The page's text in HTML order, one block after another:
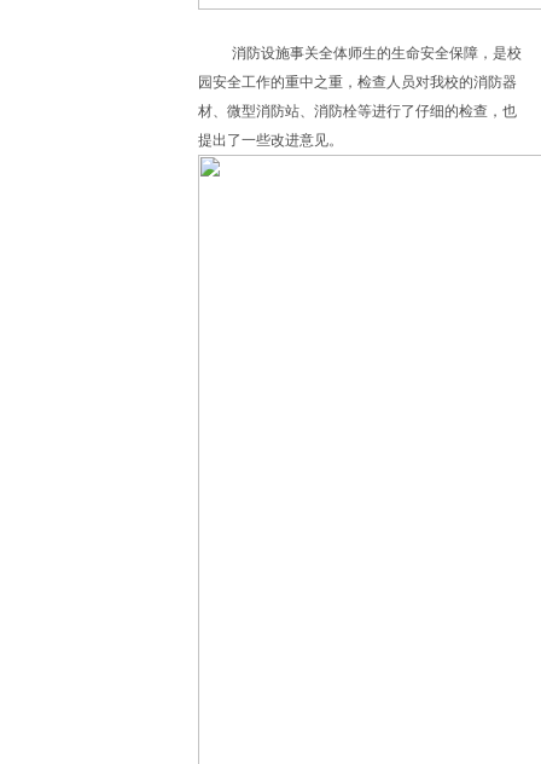
消防设施事关全体师生的生命安全保障，是校
园安全工作的重中之重，检查人员对我校的消防器
材、微型消防站、消防栓等进行了仔细的检查，也
提出了一些改进意见。